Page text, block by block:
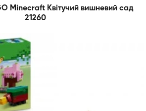
Minecraft Квітучий вишневий сад
21260